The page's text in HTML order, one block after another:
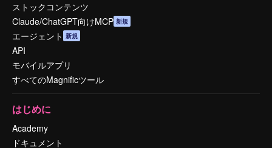
ストックコンテンツ
Claude/ChatGPT向けMCP 新規
エージェント 新規
API
モバイルアプリ
すべてのMagnificツール
はじめに
Academy
ドキュメント